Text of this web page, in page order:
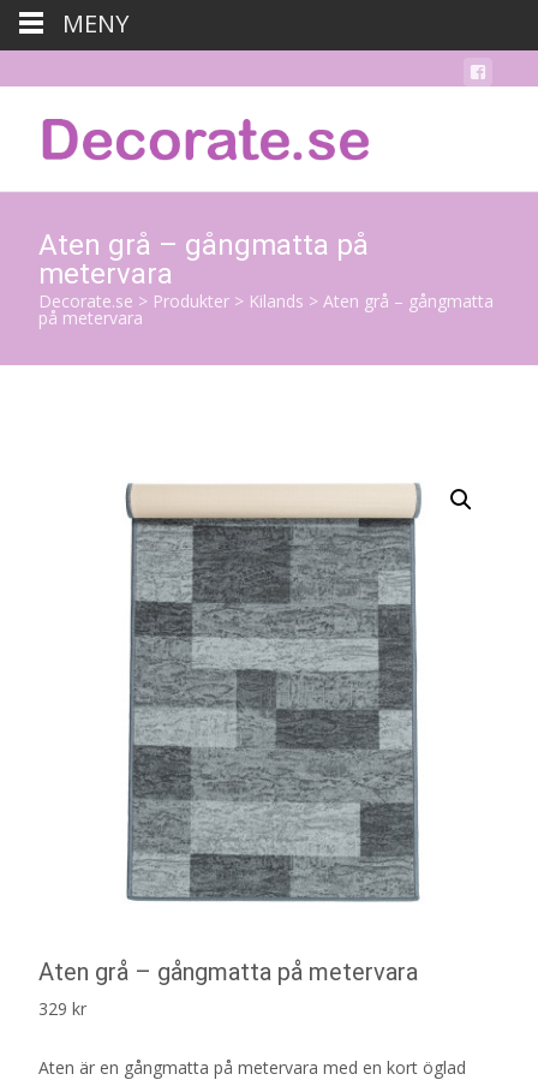
Aten grå – gångmatta på
metervara
Decorate.se > Produkter > Kilands > Aten grå – gångmatta
på metervara
Aten grå – gångmatta på metervara
329 kr
Aten är en gångmatta på metervara med en kort öglad
MENY